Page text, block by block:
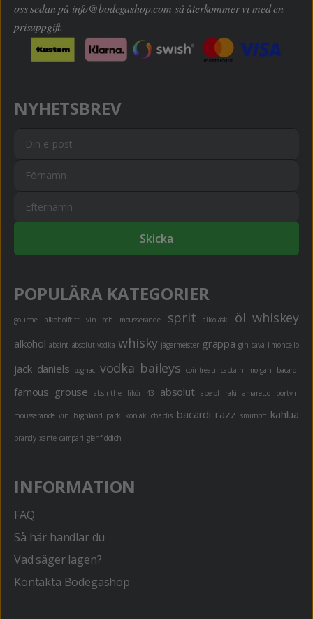
oss sedan på info@bodegashop.com så återkommer vi med en
prisuppgift.
NYHETSBREV
Skicka
POPULÄRA KATEGORIER
gourme alkoholfritt vin och mousserande sprit alkoläsk öl whiskey
alkohol absint absolut vodka whisky jägermeister grappa gin cava limoncello
jack daniels cognac vodka baileys cointreau captain morgan bacardi
famous grouse absinthe likör 43 absolut aperol raki amaretto portvin
mousserande vin highland park konjak chablis bacardi razz smirnoff kahlua
brandy xante campari glenfiddich
INFORMATION
FAQ
Så här handlar du
Vad säger lagen?
Kontakta Bodegashop